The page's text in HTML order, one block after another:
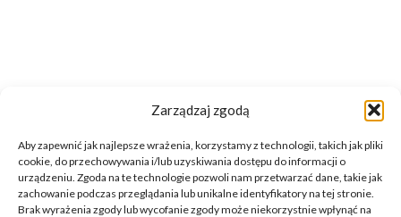
Zarządzaj zgodą
Aby zapewnić jak najlepsze wrażenia, korzystamy z technologii, takich jak pliki
cookie, do przechowywania i/lub uzyskiwania dostępu do informacji o
urządzeniu. Zgoda na te technologie pozwoli nam przetwarzać dane, takie jak
zachowanie podczas przeglądania lub unikalne identyfikatory na tej stronie.
Brak wyrażenia zgody lub wycofanie zgody może niekorzystnie wpłynąć na